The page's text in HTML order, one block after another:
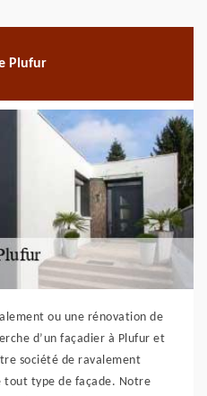
Plufur
ou une rénovation de
d’un façadier à Plufur et
société de ravalement
tout type de façade. Notre